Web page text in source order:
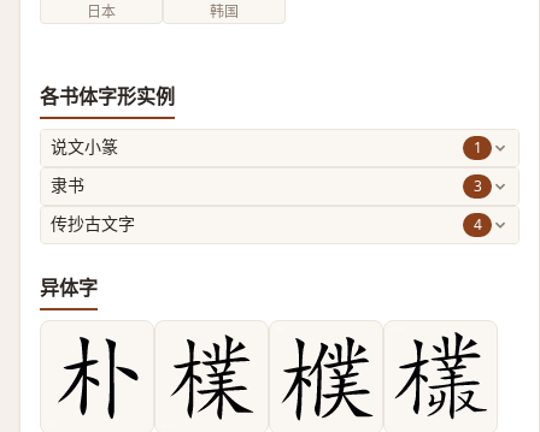
日本 韩国
各书体字形实例
说文小篆 1
隶书 3
传抄古文字 4
异体字